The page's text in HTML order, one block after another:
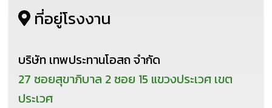
ที่อยู่โรงงาน
บริษัท เทพประทานโอสถ จำกัด
27 ซอยสุขาภิบาล 2 ซอย 15 แขวงประเวศ เขต
ประเวศ